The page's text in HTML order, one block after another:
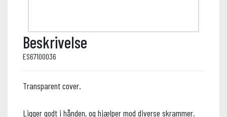
Beskrivelse
ES67100036
Transparent cover.
Ligger godt i hånden, og hjælper mod diverse skrammer.